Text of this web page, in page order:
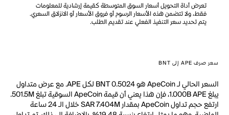
تعرض أداة التحويل أسعار السوق المتوسطة كقيمة إرشادية للمعلومات
فقط، ولا تتضمن هذه الأسعار الرسوم أو فروق الأسعار أو الانزلاق السعري.
يتم تحديد سعر التنفيذ الفعلي عند تقديم الطلب.
سعر صرف APE إلى BNT
السعر الحالي لـ ApeCoin هو BNT 0.5024 لكل APE. مع عرض متداول
يبلغ 1.000B APE، فإن هذا يعني أن قيمة ApeCoin السوقية تبلغ 501.5M.
ارتفع حجم تداول ApeCoin بمقدار SAR 7.404M خلال الـ 24 ساعة